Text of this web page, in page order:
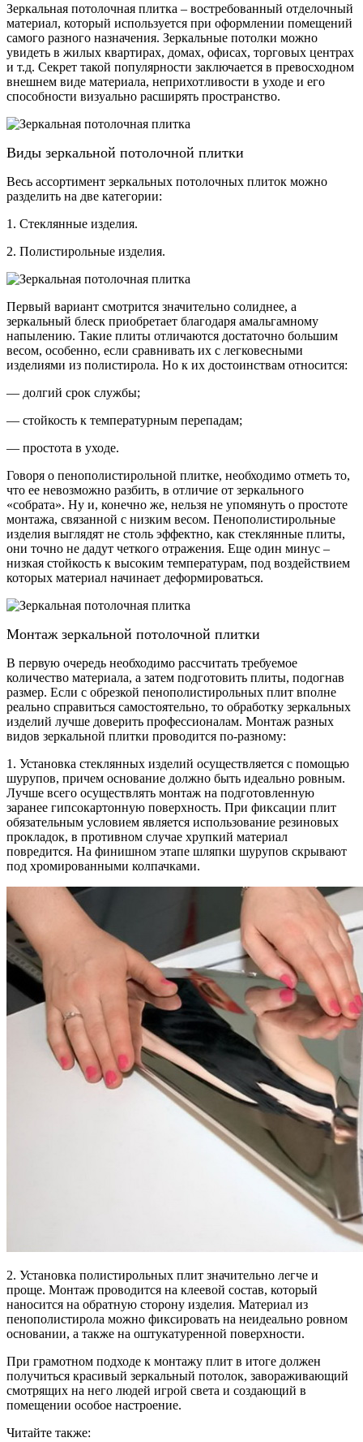
Зеркальная потолочная плитка – востребованный отделочный
материал, который используется при оформлении помещений
самого разного назначения. Зеркальные потолки можно
увидеть в жилых квартирах, домах, офисах, торговых центрах
и т.д. Секрет такой популярности заключается в превосходном
внешнем виде материала, неприхотливости в уходе и его
способности визуально расширять пространство.
Виды зеркальной потолочной плитки
Весь ассортимент зеркальных потолочных плиток можно
разделить на две категории:
1. Стеклянные изделия.
2. Полистирольные изделия.
Первый вариант смотрится значительно солиднее, а
зеркальный блеск приобретает благодаря амальгамному
напылению. Такие плиты отличаются достаточно большим
весом, особенно, если сравнивать их с легковесными
изделиями из полистирола. Но к их достоинствам относится:
— долгий срок службы;
— стойкость к температурным перепадам;
— простота в уходе.
Говоря о пенополистирольной плитке, необходимо отметь то,
что ее невозможно разбить, в отличие от зеркального
«собрата». Ну и, конечно же, нельзя не упомянуть о простоте
монтажа, связанной с низким весом. Пенополистирольные
изделия выглядят не столь эффектно, как стеклянные плиты,
они точно не дадут четкого отражения. Еще один минус –
низкая стойкость к высоким температурам, под воздействием
которых материал начинает деформироваться.
Монтаж зеркальной потолочной плитки
В первую очередь необходимо рассчитать требуемое
количество материала, а затем подготовить плиты, подогнав
размер. Если с обрезкой пенополистирольных плит вполне
реально справиться самостоятельно, то обработку зеркальных
изделий лучше доверить профессионалам. Монтаж разных
видов зеркальной плитки проводится по-разному:
1. Установка стеклянных изделий осуществляется с помощью
шурупов, причем основание должно быть идеально ровным.
Лучше всего осуществлять монтаж на подготовленную
заранее гипсокартонную поверхность. При фиксации плит
обязательным условием является использование резиновых
прокладок, в противном случае хрупкий материал
повредится. На финишном этапе шляпки шурупов скрывают
под хромированными колпачками.
2. Установка полистирольных плит значительно легче и
проще. Монтаж проводится на клеевой состав, который
наносится на обратную сторону изделия. Материал из
пенополистирола можно фиксировать на неидеально ровном
основании, а также на оштукатуренной поверхности.
При грамотном подходе к монтажу плит в итоге должен
получиться красивый зеркальный потолок, завораживающий
смотрящих на него людей игрой света и создающий в
помещении особое настроение.
Читайте также: